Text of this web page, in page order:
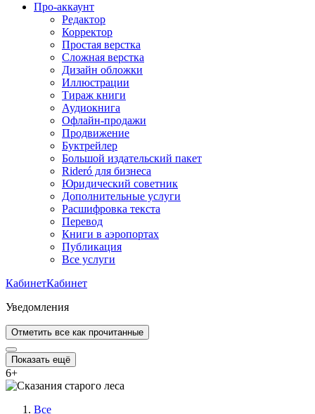
Про-аккаунт
Редактор
Корректор
Простая верстка
Сложная верстка
Дизайн обложки
Иллюстрации
Тираж книги
Аудиокнига
Офлайн-продажи
Продвижение
Буктрейлер
Большой издательский пакет
Rideró для бизнеса
Юридический советник
Дополнительные услуги
Расшифровка текста
Перевод
Книги в аэропортах
Публикация
Все услуги
КабинетКабинет
Уведомления
Отметить все как прочитанные
Показать ещё
6+
Все